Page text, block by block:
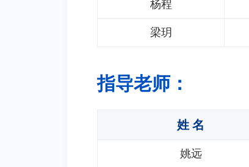
杨程
梁玥
指导老师：
姓 名
姚远